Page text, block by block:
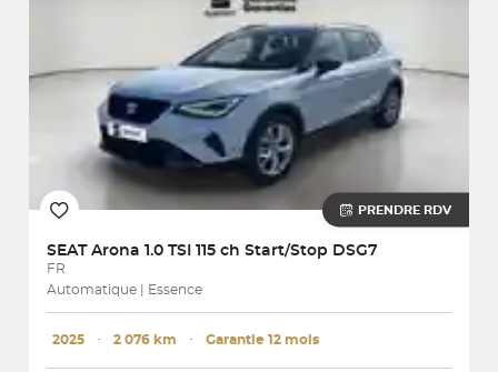
PRENDRE RDV
SEAT Arona 1.0 TSI 115 ch Start/Stop DSG7
FR
Automatique | Essence
2025 ･ 2 076 km ･ Garantie 12 mois